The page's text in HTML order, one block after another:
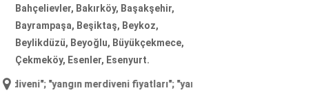
Bahçelievler, Bakırköy, Başakşehir,
Bayrampaşa, Beşiktaş, Beykoz,
Beylikdüzü, Beyoğlu, Büyükçekmece,
Çekmeköy, Esenler, Esenyurt.
"; "yangın merdiveni fiyatları"; "yangın merdiveni firmaları